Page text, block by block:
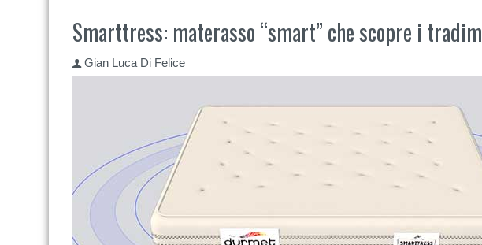
Smarttress: materasso “smart” che scopre i
Gian Luca Di Felice